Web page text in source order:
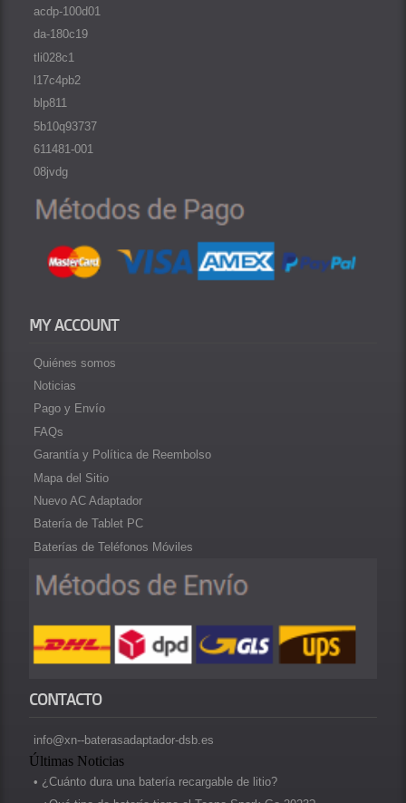
acdp-100d01
da-180c19
tli028c1
l17c4pb2
blp811
5b10q93737
611481-001
08jvdg
MY ACCOUNT
Quiénes somos
Noticias
Pago y Envío
FAQs
Garantía y Política de Reembolso
Mapa del Sitio
Nuevo AC Adaptador
Batería de Tablet PC
Baterías de Teléfonos Móviles
CONTACTO
info@xn--baterasadaptador-dsb.es
Últimas Noticias
• ¿Cuánto dura una batería recargable de litio?